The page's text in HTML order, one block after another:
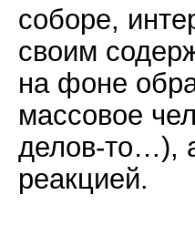
соборе,
своим
на фоне
массовое
делов-то…),
реакцией.